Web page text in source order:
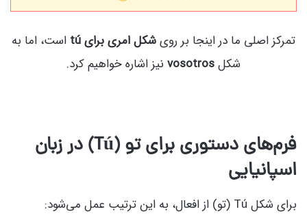
تمرکز اصلی ما در اینجا بر رویشکل امری برای tú
است، اما به
شکلvosotros نیز اشاره خواهیم کرد.
فرم‌های دستوری برای تو (Tú) در زبان
اسپانیایی
برای شکل Tú (تو) از افعال، به این ترتیب عمل می‌شود: